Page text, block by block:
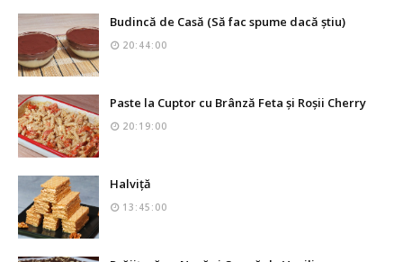
Budincă de Casă (Să fac spume dacă știu)
20:44:00
Paste la Cuptor cu Brânză Feta și Roșii Cherry
20:19:00
Halviță
13:45:00